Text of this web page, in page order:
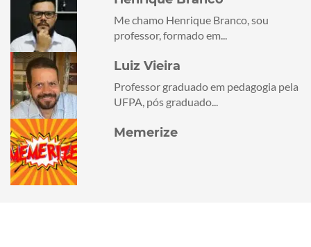
Me chamo Henrique Branco, sou
professor, formado em...
Luiz Vieira
Professor graduado em pedagogia pela
UFPA, pós graduado...
Memerize